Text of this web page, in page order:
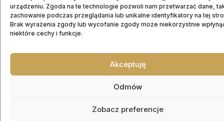
urządzeniu. Zgoda na te technologie pozwoli nam przetwarzać dane,
zachowanie podczas przeglądania lub unikalne identyfikatory na tej
Brak wyrażenia zgody lub wycofanie zgody może niekorzystnie
niektóre cechy i funkcje.
Akceptuję
Odmów
Zobacz preferencje
pożegnać swoich bliskich.